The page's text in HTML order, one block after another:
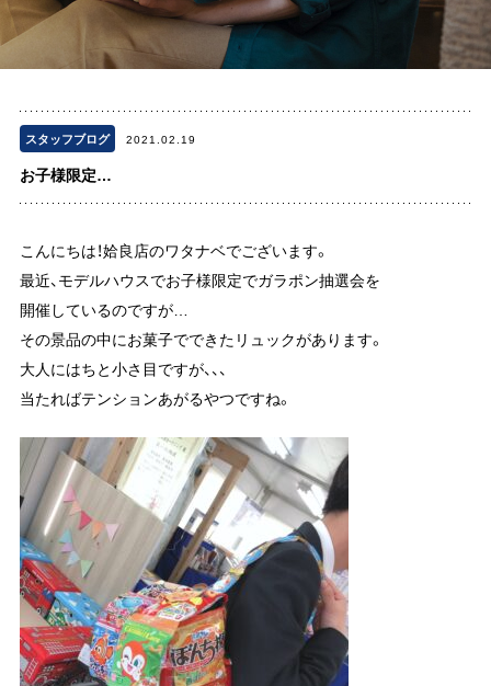
スタッフブログ 2021.02.19
お子様限定…
こんにちは！姶良店のワタナベでございます。
最近、モデルハウスでお子様限定でガラポン抽選会を
開催しているのですが…
その景品の中にお菓子でできたリュックがあります。
大人にはちと小さ目ですが、、、
当たればテンションあがるやつですね。